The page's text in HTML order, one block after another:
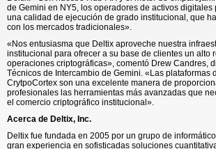
de Gemini en NY5, los operadores de activos
una calidad de ejecución de grado institucional, que
con los mercados tradicionales».
«Nos entusiasma que Deltix aproveche nuestra
institucional para ofrecer a su base de clientes un alto
operaciones criptográficas», comentó Drew Candres,
Técnicos de Intercambio de Gemini. «Las plataformas
CrytpoCortex son una excelente manera de
profesionales las herramientas más avanzadas que
el comercio criptográfico institucional».
Acerca de Deltix, Inc.
Deltix fue fundada en 2005 por un grupo de
gran experiencia en sofisticadas soluciones